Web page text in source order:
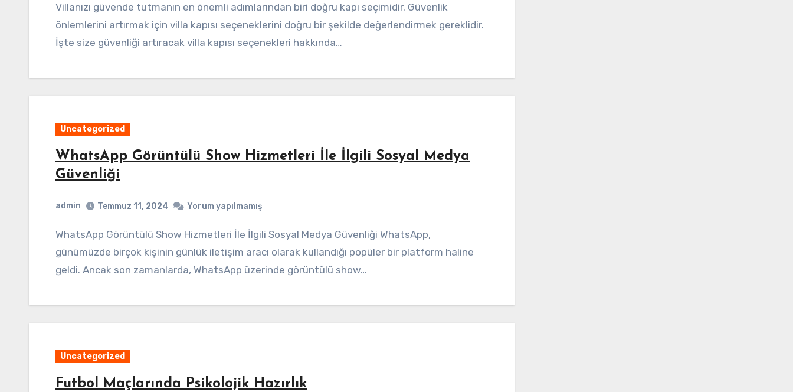
Villanızı güvende tutmanın en önemli adımlarından biri doğru kapı seçimidir. Güvenlik
önlemlerini artırmak için villa kapısı seçeneklerini doğru bir şekilde değerlendirmek gereklidir.
İşte size güvenliği artıracak villa kapısı seçenekleri hakkında…
Uncategorized
WhatsApp Görüntülü Show Hizmetleri İle İlgili Sosyal Medya
Güvenliği
admin Temmuz 11, 2024 Yorum yapılmamış
WhatsApp Görüntülü Show Hizmetleri İle İlgili Sosyal Medya Güvenliği WhatsApp,
günümüzde birçok kişinin günlük iletişim aracı olarak kullandığı popüler bir platform haline
geldi. Ancak son zamanlarda, WhatsApp üzerinde görüntülü show…
Uncategorized
Futbol Maçlarında Psikolojik Hazırlık